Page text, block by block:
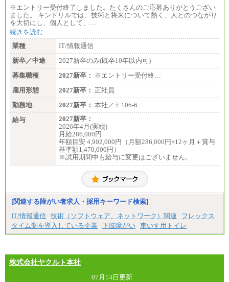
札幌 ：時給1,100円～1,450円
東京 ：時給1,226円～1,400円
横浜 ：時給1,225円～
川口 ：時給1,150円～
佐世保：時給1,035円～
沖縄 ：時給1,025円～1,350円
※給与は実務経験・職種・配属部署によって異なり
※交通費：月5万円まで
※エントリー受付終了しました。たくさんのご応募ありがとうござい
ました。 キンドリルでは、技術と将来について熱く、人とのつながり
を大切にし、個人として、…
続きを読む
業種
IT/情報通信
新卒／中途
2027新卒のみ(既卒10年以内可)
募集職種
2027新卒：
※エントリー受付終…
雇用形態
2027新卒： 正社員
勤務地
2027新卒： 本社／〒106-6…
給与
2027新卒：
2026年4月(実績)
月給286,000円
年額目安 4,902,000円（月額286,000円×12ヶ月＋賞与
基準額1,470,000円）
※試用期間中も給与に変更はございません。
[関連する障がい者求人・採用キーワード検索]
IT/情報通信 技術（ソフトウェア、ネットワーク）関連
フレックス
タイム制を導入している企業
下肢障がい 車いす用トイレ
株式会社ヤクルト本社
07月14日更新